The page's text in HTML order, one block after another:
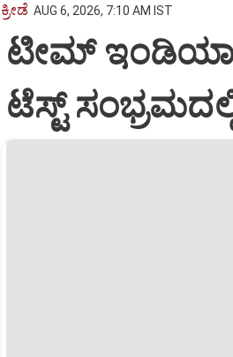
ಕ್ರೀಡೆ AUG 6, 2026, 7:10 AM IST
ಟೀಮ್‌ ಇಂಡಿಯಾ
ಟೆಸ್ಟ್‌